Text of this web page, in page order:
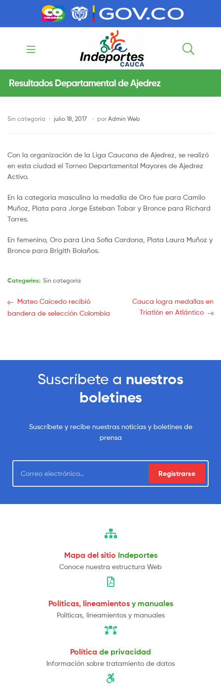
Indeportes
Cauca
Resultados Departamental de Ajedrez
Sin categoría julio 18, 2017 por Admin Web
Con la organización de la Liga Caucana de Ajedrez, se realizó
en esta ciudad el Torneo Departamental Mayores de Ajedrez
Activo.
En la categoría masculina la medalla de Oro fue para Camilo
Muñoz, Plata para Jorge Esteban Tobar y Bronce para Richard
Torres.
En femenino, Oro para Lina Sofia Cardona, Plata Laura Muñoz y
Bronce para Brigith Bolaños.
Categories: Sin categoría
Mateo Caicedo recibió
bandera de selección Colombia
Cauca logra medallas en
Triatlón en Atlántico
Suscríbete a nuestros
boletines
Suscríbete y recibe nuestras noticias y boletines de
prensa
Registrarse
Mapa del sitio Indeportes
Conoce nuestra estructura Web
Políticas, lineamientos y manuales
Políticas, lineamientos y manuales
Política de privacidad
Información sobre tratamiento de datos